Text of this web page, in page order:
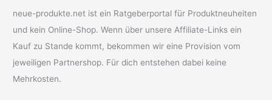
neue-produkte.net ist ein Ratgeberportal für Produktneuheiten
und kein Online-Shop. Wenn über unsere Affiliate-Links ein
Kauf zu Stande kommt, bekommen wir eine Provision vom
jeweiligen Partnershop. Für dich entstehen dabei keine
Mehrkosten.